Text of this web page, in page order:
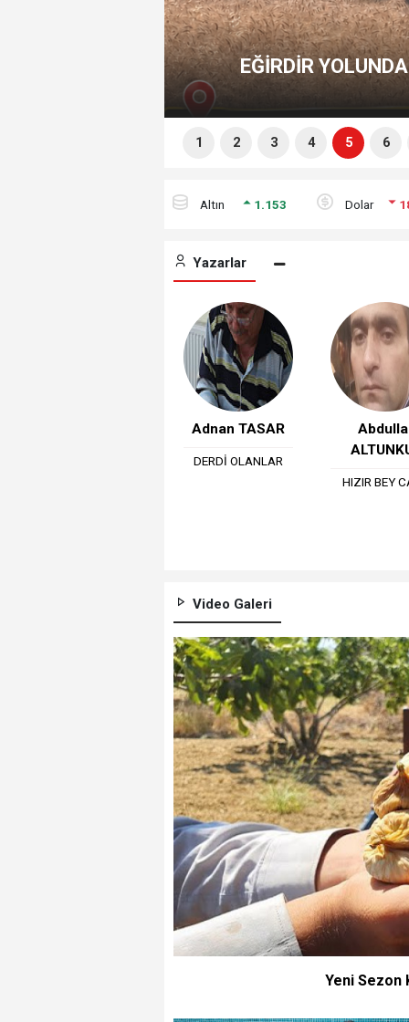
Milletvekili Osman
1 2 3 4 5 6
altin 1.153 dolar
Yazarlar
Adnan TASAR
DERDİ OLANLAR
HIZIR BEY
Video Galeri
Yeni Sezon